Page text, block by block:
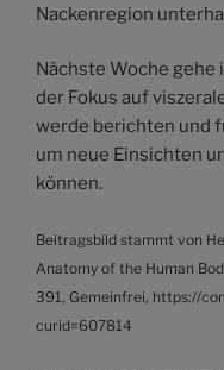
Nackenregion
Nächste Woche gehe
der Fokus auf
werde berichten und
um neue Einsichten
können.
Beitragsbild stammt von
Anatomy of the Human
391, Gemeinfrei, https://
curid=607814